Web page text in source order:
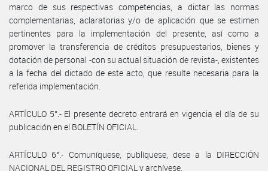
marco de sus respectivas competencias, a dictar las normas
complementarias, aclaratorias y/o de aplicación que se estimen
pertinentes para la implementación del presente, así como a
promover la transferencia de créditos presupuestarios, bienes y
dotación de personal -con su actual situación de revista-, existentes
a la fecha del dictado de este acto, que resulte necesaria para la
referida implementación.
ARTÍCULO 5°.- El presente decreto entrará en vigencia el día de su
publicación en el BOLETÍN OFICIAL.
ARTÍCULO 6°.- Comuníquese, publíquese, dese a la DIRECCIÓN
NACIONAL DEL REGISTRO OFICIAL y archívese.